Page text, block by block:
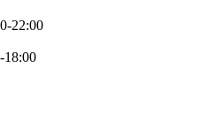
22:00
18:00